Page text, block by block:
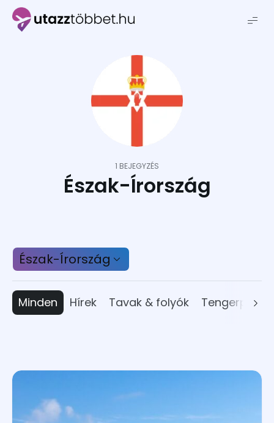
Utazztöbbet.hu
1 BEJEGYZÉS
Észak-Írország
Észak-Írország
Albánia
Minden Hírek Tavak & folyók Tengerpart